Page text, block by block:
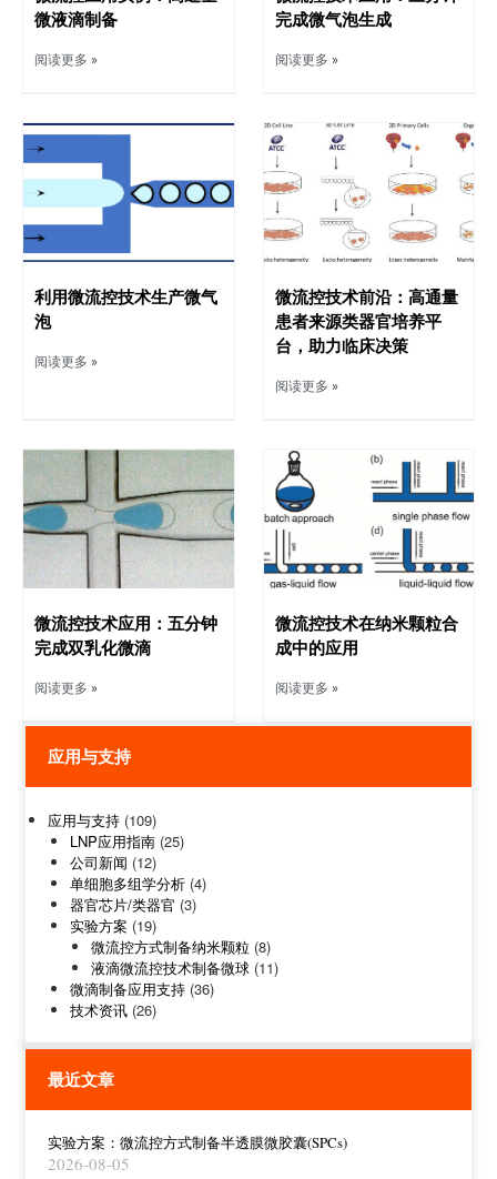
微液滴制备
阅读更多 »
完成微气泡生成
阅读更多 »
利用微流控技术生产微气
泡
阅读更多 »
微流控技术前沿：高通量
患者来源类器官培养平
台，助力临床决策
阅读更多 »
微流控技术应用：五分钟
完成双乳化微滴
阅读更多 »
微流控技术在纳米颗粒合
成中的应用
阅读更多 »
应用与支持
应用与支持 (109)
LNP应用指南(25)
公司新闻 (12)
单细胞多组学分析(4)
器官芯片/类器官 (3)
实验方案(19)
微流控方式制备纳米颗粒 (8)
液滴微流控技术制备微球 (11)
微滴制备应用支持(36)
技术资讯(26)
最近文章
实验方案：微流控方式制备半透膜微胶囊(SPCs)
2026-08-05